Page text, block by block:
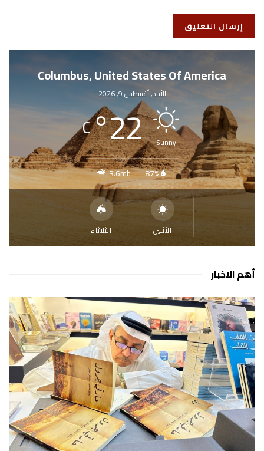
Columbus, United States Of America
الأحد, أغسطس 9, 2026
Sunny
22
°
C
87%
3.6mh
الأثنين الثلاثاء
أهم الاخبار